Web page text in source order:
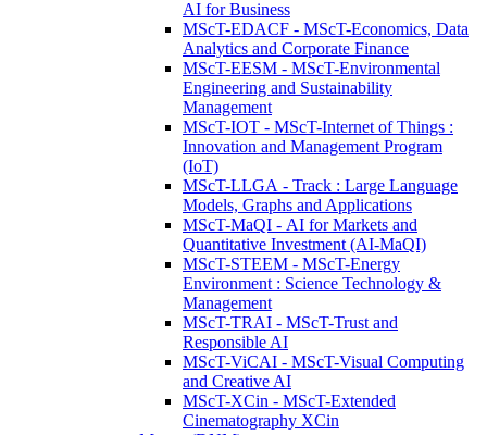
AI for Business
MScT-EDACF - MScT-Economics, Data
Analytics and Corporate Finance
MScT-EESM - MScT-Environmental
Engineering and Sustainability
Management
MScT-IOT - MScT-Internet of Things :
Innovation and Management Program
(IoT)
MScT-LLGA - Track : Large Language
Models, Graphs and Applications
MScT-MaQI - AI for Markets and
Quantitative Investment (AI-MaQI)
MScT-STEEM - MScT-Energy
Environment : Science Technology &
Management
MScT-TRAI - MScT-Trust and
Responsible AI
MScT-ViCAI - MScT-Visual Computing
and Creative AI
MScT-XCin - MScT-Extended
Cinematography XCin